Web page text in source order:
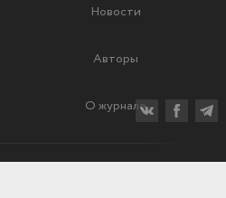
Новости
Авторы
О журнале